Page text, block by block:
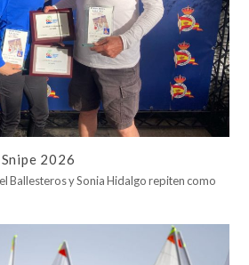
2026
Ballesteros y Sonia Hidalgo repiten como